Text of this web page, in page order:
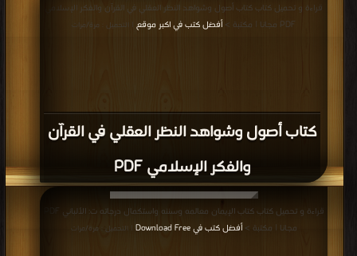
كتاب أصول وشواهد النظر العقلي في القرآن
والفكر الإسلامي PDF
قراءة و تحميل كتاب كتاب أصول وشواهد النظر العقلي في القرآن والفكر الإسلامي
PDF مجانا | مكتبة >
أفضل كتب في اكبر موقع | التحميل : مرة/مرات
مجانا | مكتبة >أفضل كتب في Download Free | التحميل : مرة/مرات